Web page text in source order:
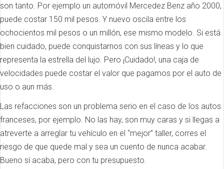
son tanto. Por ejemplo un automóvil Mercedez Benz año 2000,
puede costar 150 mil pesos. Y nuevo oscila entre los
ochocientos mil pesos o un millón, ese mismo modelo. Si está
bien cuidado, puede conquistarnos con sus líneas y lo que
representa la estrella del lujo. Pero ¡Cuidado!, una caja de
velocidades puede costar el valor que pagamos por el auto de
uso o aun más.
Las refacciones son un problema serio en el caso de los autos
franceses, por ejemplo. No las hay, son muy caras y si llegas a
atreverte a arreglar tu vehículo en el “mejor” taller, corres el
riesgo de que quede mal y sea un cuento de nunca acabar.
Bueno sí acaba, pero con tu presupuesto.